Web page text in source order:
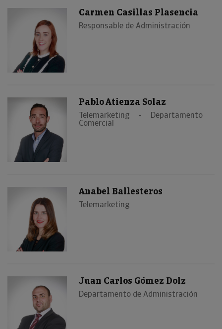
Carmen Casillas Plasencia
Responsable de Administración
Pablo Atienza Solaz
Telemarketing - Departamento
Comercial
Anabel Ballesteros
Telemarketing
Juan Carlos Gómez Dolz
Departamento de Administración